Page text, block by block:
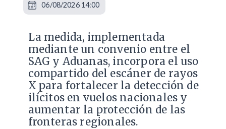
La medida, implementada
mediante un convenio entre el
SAG y Aduanas, incorpora el uso
compartido del escáner de rayos
X para fortalecer la detección de
ilícitos en vuelos nacionales y
aumentar la protección de las
fronteras regionales.
06/08/2026 14:00